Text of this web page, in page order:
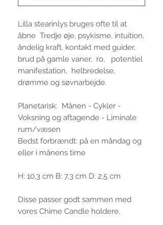
Lilla stearinlys bruges ofte til at
åbne Tredje øje, psykisme, intuition,
åndelig kraft, kontakt med guider,
brud på gamle vaner, ro, potentiel
manifestation, helbredelse,
drømme og søvnarbejde.
Planetarisk: Månen - Cykler -
Voksning og aftagende - Liminale
rum/væsen
Bedst forbrændt: på en måndag og
eller i månens time
H: 10,3 cm B: 7,3 cm D: 2,5 cm
Disse passer godt sammen med
vores Chime Candle holdere.